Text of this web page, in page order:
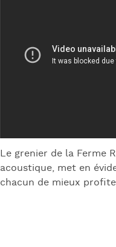
Le grenier de la Ferme
acoustique, met en
chacun de mieux